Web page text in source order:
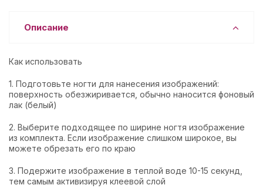
Описание
Как использовать
1. Подготовьте ногти для нанесения изображений:
поверхность обезжиривается, обычно наносится фоновый
лак (белый)
2. Выберите подходящее по ширине ногтя изображение
из комплекта. Если изображение слишком широкое, вы
можете обрезать его по краю
3. Подержите изображение в теплой воде 10-15 секунд,
тем самым активизируя клеевой слой